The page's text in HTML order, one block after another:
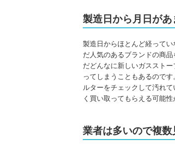
製造日から月日が
製造日からほとんど経って
だ人気のあるブランドの商
だどんなに新しいガススト
ってしまうこともあるので
ルターをチェックして汚れ
く買い取ってもらえる可能性
業者は多いので複